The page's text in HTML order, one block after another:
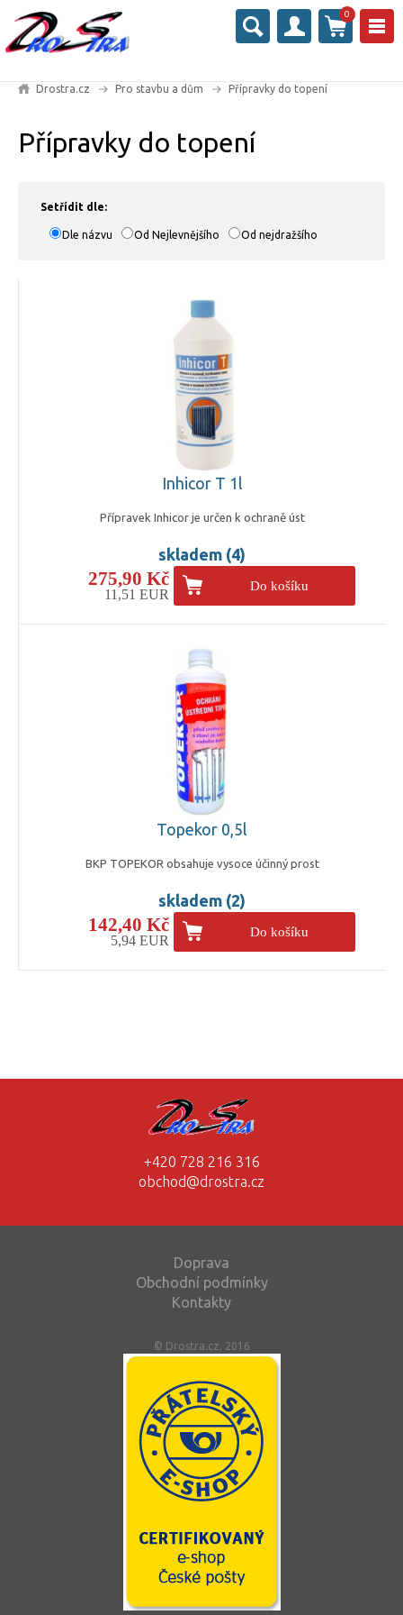
0
Drostra.cz Pro stavbu a dům Přípravky do topení
Přípravky do topení
Setřídit dle:
Dle názvu Od Nejlevnějšího Od nejdražšího
Inhicor T 1l
Přípravek Inhicor je určen k ochraně úst
skladem (4)
275,90 Kč
11,51 EUR
Do košíku
Topekor 0,5l
BKP TOPEKOR obsahuje vysoce účinný prost
skladem (2)
142,40 Kč
5,94 EUR
Do košíku
+420 728 216 316
obchod@drostra.cz
Doprava
Obchodní podmínky
Kontakty
© Drostra.cz, 2016